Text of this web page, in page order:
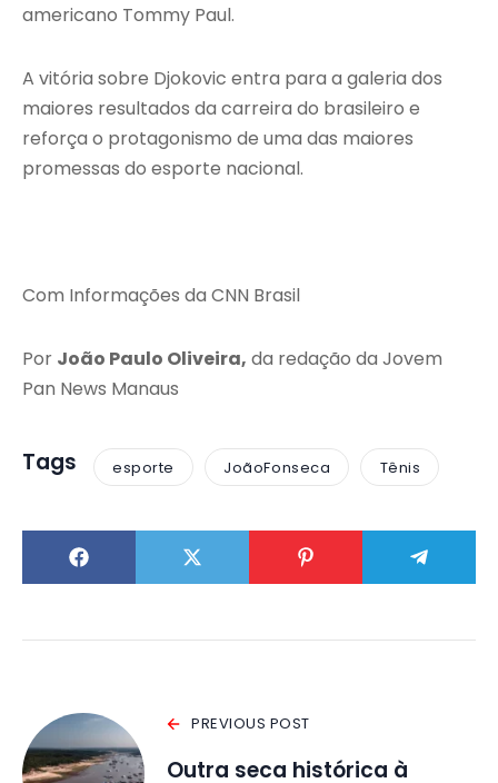
americano Tommy Paul.
A vitória sobre Djokovic entra para a galeria dos
maiores resultados da carreira do brasileiro e
reforça o protagonismo de uma das maiores
promessas do esporte nacional.
Com Informações da CNN Brasil
Por João Paulo Oliveira, da redação da Jovem
Pan News Manaus
Tags esporte JoãoFonseca Tênis
PREVIOUS POST
Outra seca histórica à